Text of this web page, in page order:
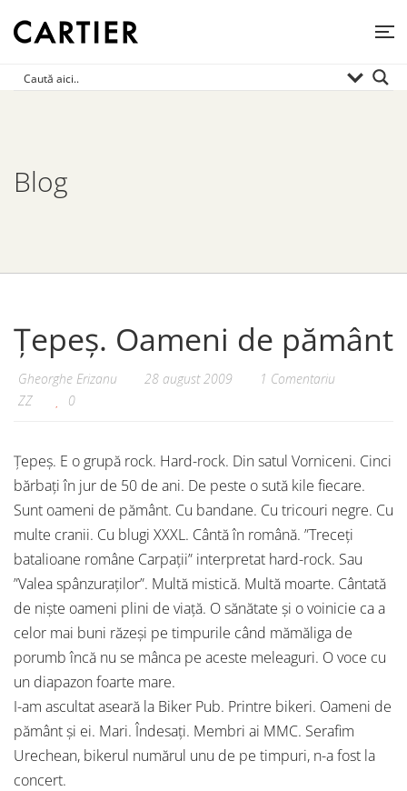
Blog
Țepeș. Oameni de pământ
Gheorghe Erizanu 28 august 2009
1 Comentariu
ZZ
0
Țepeș. E o grupă rock. Hard-rock. Din satul Vorniceni. Cinci
bărbați în jur de 50 de ani. De peste o sută kile fiecare.
Sunt oameni de pământ. Cu bandane. Cu tricouri negre. Cu
multe cranii. Cu blugi XXXL. Cântă în română. ”Treceți
batalioane române Carpații” interpretat hard-rock. Sau
”Valea spânzuraților”. Multă mistică. Multă moarte. Cântată
de niște oameni plini de viață. O sănătate și o voinicie ca a
celor mai buni răzeși pe timpurile când mămăliga de
porumb încă nu se mânca pe aceste meleaguri. O voce cu
un diapazon foarte mare.
I-am ascultat aseară la Biker Pub. Printre bikeri. Oameni de
pământ și ei. Mari. Îndesați. Membri ai MMC. Serafim
Urechean, bikerul numărul unu de pe timpuri, n-a fost la
concert.